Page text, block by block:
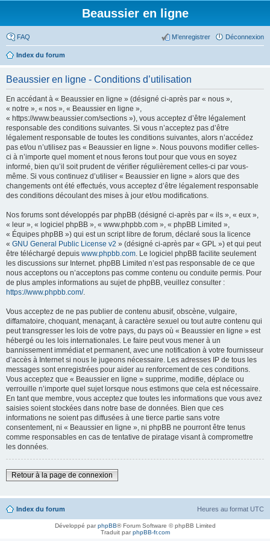
Beaussier en ligne
FAQ Déconnexion
M’enregistrer
Index du forum
Beaussier en ligne - Conditions d’utilisation
En accédant à « Beaussier en ligne » (désigné ci-après par « nous »,
« notre », « nos », « Beaussier en ligne »,
« https://www.beaussier.com/sections »), vous acceptez d’être légalement
responsable des conditions suivantes. Si vous n’acceptez pas d’être
légalement responsable de toutes les conditions suivantes, alors n’accédez
pas et/ou n’utilisez pas « Beaussier en ligne ». Nous pouvons modifier celles-
ci à n’importe quel moment et nous ferons tout pour que vous en soyez
informé, bien qu’il soit prudent de vérifier régulièrement celles-ci par vous-
même. Si vous continuez d’utiliser « Beaussier en ligne » alors que des
changements ont été effectués, vous acceptez d’être légalement responsable
des conditions découlant des mises à jour et/ou modifications.
Nos forums sont développés par phpBB (désigné ci-après par « ils », « eux »,
« leur », « logiciel phpBB », « www.phpbb.com », « phpBB Limited »,
« Équipes phpBB ») qui est un script libre de forum, déclaré sous la licence
« GNU General Public License v2 » (désigné ci-après par « GPL ») et qui peut
être téléchargé depuis www.phpbb.com. Le logiciel phpBB facilite seulement
les discussions sur Internet. phpBB Limited n’est pas responsable de ce que
nous acceptons ou n’acceptons pas comme contenu ou conduite permis. Pour
de plus amples informations au sujet de phpBB, veuillez consulter :
https://www.phpbb.com/.
Vous acceptez de ne pas publier de contenu abusif, obscène, vulgaire,
diffamatoire, choquant, menaçant, à caractère sexuel ou tout autre contenu qui
peut transgresser les lois de votre pays, du pays où « Beaussier en ligne » est
hébergé ou les lois internationales. Le faire peut vous mener à un
bannissement immédiat et permanent, avec une notification à votre fournisseur
d’accès à Internet si nous le jugeons nécessaire. Les adresses IP de tous les
messages sont enregistrées pour aider au renforcement de ces conditions.
Vous acceptez que « Beaussier en ligne » supprime, modifie, déplace ou
verrouille n’importe quel sujet lorsque nous estimons que cela est nécessaire.
En tant que membre, vous acceptez que toutes les informations que vous avez
saisies soient stockées dans notre base de données. Bien que ces
informations ne soient pas diffusées à une tierce partie sans votre
consentement, ni « Beaussier en ligne », ni phpBB ne pourront être tenus
comme responsables en cas de tentative de piratage visant à compromettre
les données.
Retour à la page de connexion
Index du forum Heures au format UTC
Développé parphpBB® Forum Software © phpBB Limited
Traduit parphpBB-fr.com